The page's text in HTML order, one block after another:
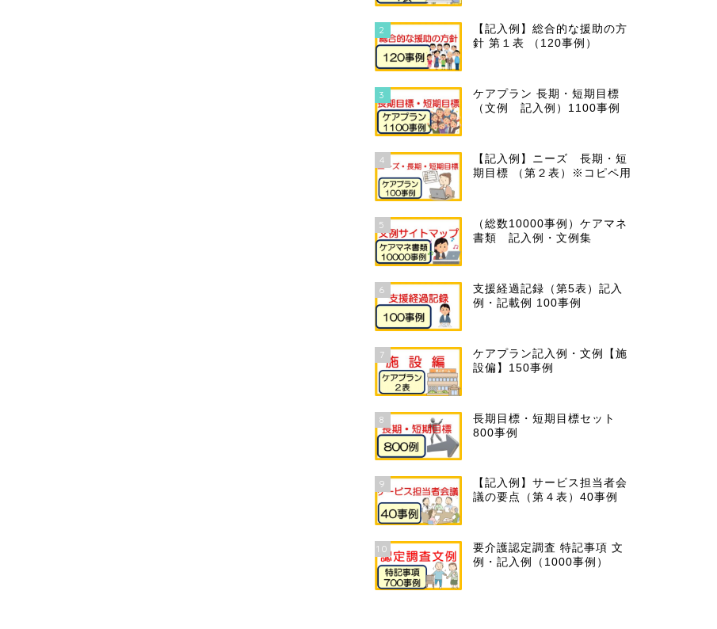
2
【記入例】総合的な援助の方
針 第１表 （120事例）
3
ケアプラン 長期・短期目標
（文例 記入例）1100事例
4
【記入例】ニーズ 長期・短
期目標 （第２表）※コピペ用
5
（総数10000事例）ケアマネ
書類 記入例・文例集
6
支援経過記録（第5表）記入
例・記載例 100事例
7
ケアプラン記入例・文例【施
設偏】150事例
8
長期目標・短期目標セット
800事例
9
【記入例】サービス担当者会
議の要点（第４表）40事例
10
要介護認定調査 特記事項 文
例・記入例（1000事例）